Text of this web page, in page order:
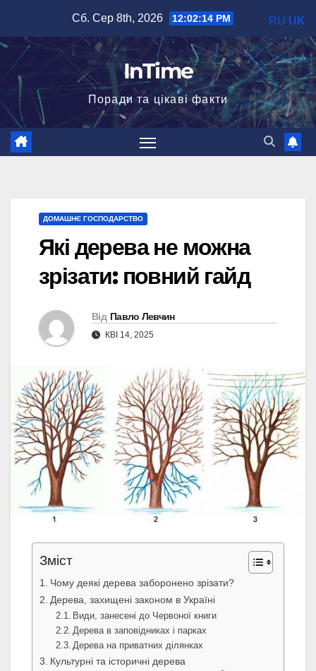
вмісту
Сб. Сер 8th, 2026 12:02:15 PM
InTime
Поради та цікаві факти
ДОМАШНЄ ГОСПОДАРСТВО
Які дерева не можна
зрізати: повний гайд
Від Павло Левчин
КВІ 14, 2025
Зміст
Чому деякі дерева заборонено зрізати?
Дерева, захищені законом в Україні
Види, занесені до Червоної книги
Дерева в заповідниках і парках
Дерева на приватних ділянках
Культурні та історичні дерева
RU UK